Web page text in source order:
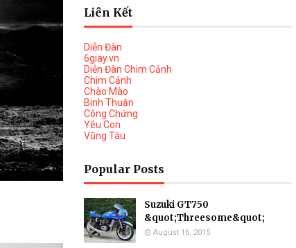
Liên Kết
Diễn Đàn
6giay.vn
Diễn Đàn Chim Cảnh
Chim Cảnh
Chào Mào
Binh Thuận
Công Chứng
Yêu Con
Vũng Tàu
Popular Posts
Suzuki GT750
&quot;Threesome&quot;
August 16, 2015